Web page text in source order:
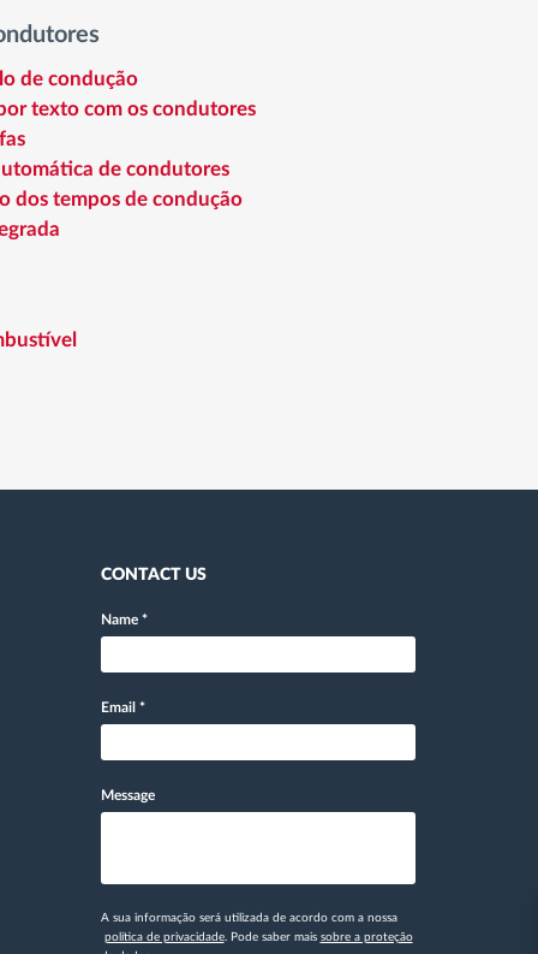
de condução
texto com os condutores
de condutores
dos tempos de condução
CONTACT US
Name *
Email *
Message
A sua informação será utilizada de acordo com a nossa
política de privacidade. Pode saber mais sobre a proteção